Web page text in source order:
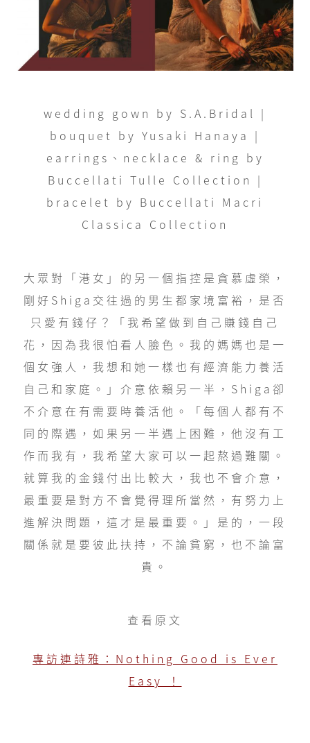
wedding gown by S.A.Bridal |
bouquet by Yusaki Hanaya |
earrings、necklace & ring by
Buccellati Tulle Collection |
bracelet by Buccellati Macri
Classica Collection
大眾對「港女」的另一個指控是貪慕虛榮，
剛好Shiga交往過的男生都家境富裕，是否
只愛有錢仔？「我希望做到自己賺錢自己
花，因為我很怕看人臉色。我的媽媽也是一
個女強人，我想和她一樣也有經濟能力養活
自己和家庭。」介意依賴另一半，Shiga卻
不介意在有需要時養活他。「每個人都有不
同的際遇，如果另一半遇上困難，他沒有工
作而我有，我希望大家可以一起熬過難關。
就算我的金錢付出比較大，我也不會介意，
最重要是對方不會覺得理所當然，有努力上
進解決問題，這才是最重要。」是的，一段
關係就是要彼此扶持，不論貧窮，也不論富
貴。
查看原文
專訪連詩雅：Nothing Good is Ever
Easy ！